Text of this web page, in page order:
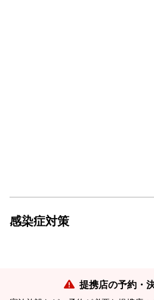
感染症対策
提携店の予約・